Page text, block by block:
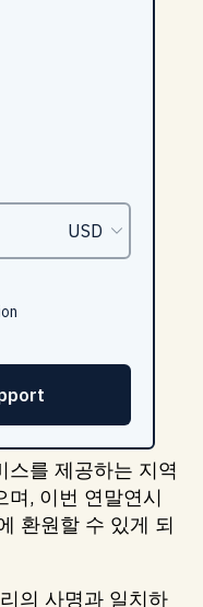
스를 제공하는 지역
, 이번 연말연시
환원할 수 있게 되
의 사명과 일치하